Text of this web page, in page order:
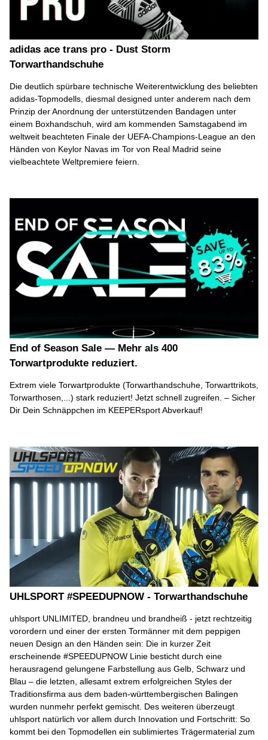
adidas ace trans pro - Dust Storm
Torwarthandschuhe
Die deutlich spürbare technische Weiterentwicklung des beliebten
adidas-Topmodells, diesmal designed unter anderem nach dem
Prinzip der Anordnung der unterstützenden Bandagen unter
einem Boxhandschuh, wird am kommenden Samstagabend im
weltweit beachteten Finale der UEFA-Champions-League an den
Händen von Keylor Navas im Tor von Real Madrid seine
vielbeachtete Weltpremiere feiern.
End of Season Sale — Mehr als 400
Torwartprodukte reduziert.
Extrem viele Torwartprodukte (Torwarthandschuhe, Torwarttrikots,
Torwarthosen,...) stark reduziert! Jetzt schnell zugreifen. – Sicher
Dir Dein Schnäppchen im KEEPERsport Abverkauf!
UHLSPORT #SPEEDUPNOW - Torwarthandschuhe
uhlsport UNLIMITED, brandneu und brandheiß - jetzt rechtzeitig
vorordern und einer der ersten Tormänner mit dem peppigen
neuen Design an den Händen sein: Die in kurzer Zeit
erscheinende #SPEEDUPNOW Linie besticht durch eine
herausragend gelungene Farbstellung aus Gelb, Schwarz und
Blau – die letzten, allesamt extrem erfolgreichen Styles der
Traditionsfirma aus dem baden-württembergischen Balingen
wurden nunmehr perfekt gemischt. Des weiteren überzeugt
uhlsport natürlich vor allem durch Innovation und Fortschritt: So
kommt bei den Topmodellen ein sublimiertes Trägermaterial zum